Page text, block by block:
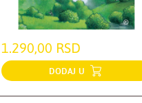
1.290,00 RSD
DODAJ U